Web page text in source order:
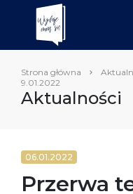
Strona główna
9.01.2022
Aktualności
06.01.2022
Przerwa